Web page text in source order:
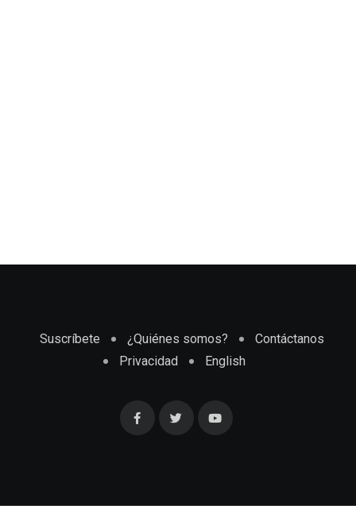
Suscríbete ¿Quiénes somos?
Contáctanos
Privacidad
English